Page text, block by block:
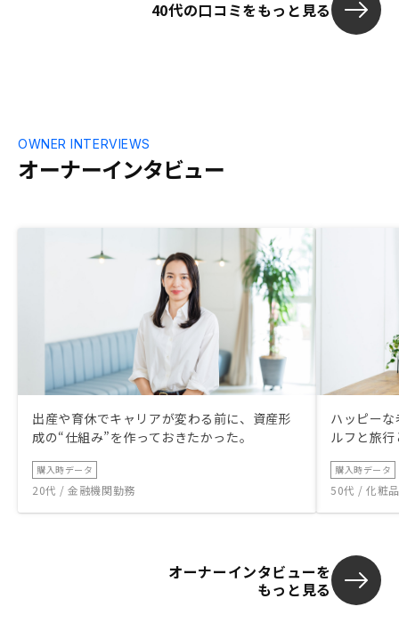
40代の口コミをもっと見る
オーナーインタビュー
OWNER INTERVIEWS
出産や育休でキャリアが変わる前に、資産形
成の“仕組み”を作っておきたかった。
購入時データ
20代 / 金融機関勤務
ハッピー
ルフと旅
購入時データ
50代 / 化粧
オーナーインタビューを
もっと見る